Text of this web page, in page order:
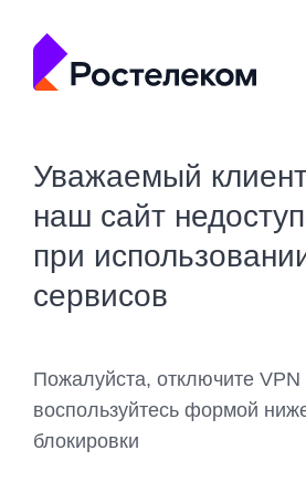
Уважаемый
наш сайт
при
сервисов
Пожалуйста, отключите VPN
воспользуйтесь формой
блокировки